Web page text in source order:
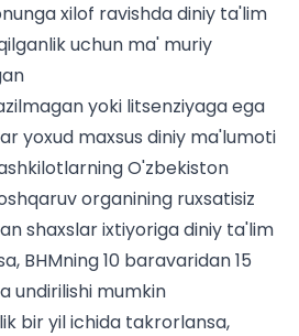
xilof ravishda diniy ta'lim
uchun ma' muriy
yoki litsenziyaga ega
yoxud maxsus diniy ma'lumoti
O'zbekiston
organining ruxsatisiz
shaxslar ixtiyoriga diniy ta'lim
BHMning 10 baravaridan 15
undirilishi mumkin
bir yil ichida takrorlansa,